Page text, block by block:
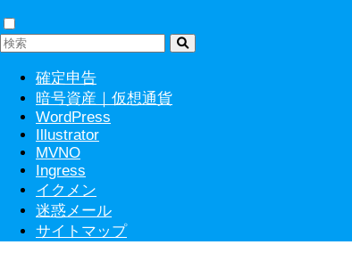
確定申告
暗号資産｜仮想通貨
WordPress
Illustrator
MVNO
Ingress
イクメン
迷惑メール
サイトマップ